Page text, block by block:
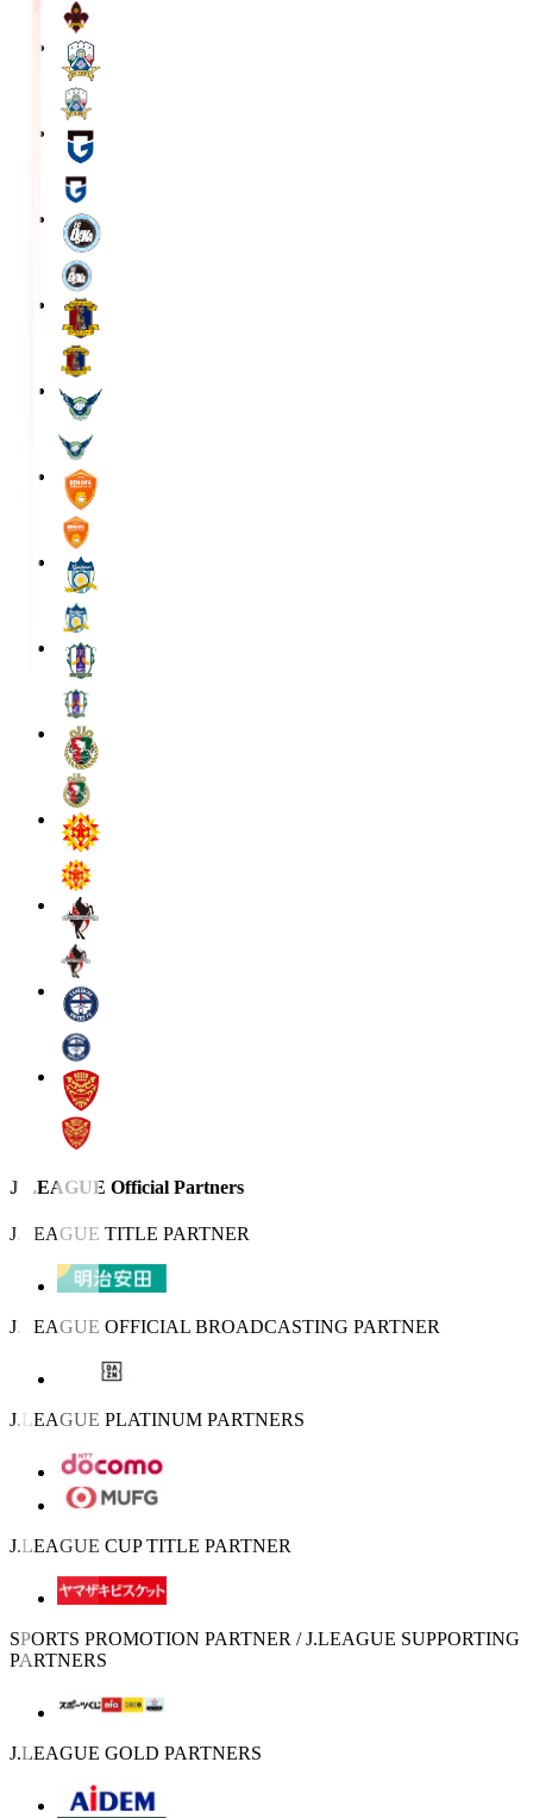
J.LEAGUE Official Partners
J.LEAGUE TITLE PARTNER
J.LEAGUE OFFICIAL BROADCASTING PARTNER
J.LEAGUE PLATINUM PARTNERS
J.LEAGUE CUP TITLE PARTNER
SPORTS PROMOTION PARTNER / J.LEAGUE SUPPORTING
PARTNERS
J.LEAGUE GOLD PARTNERS